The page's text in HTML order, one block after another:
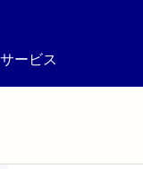
ービス